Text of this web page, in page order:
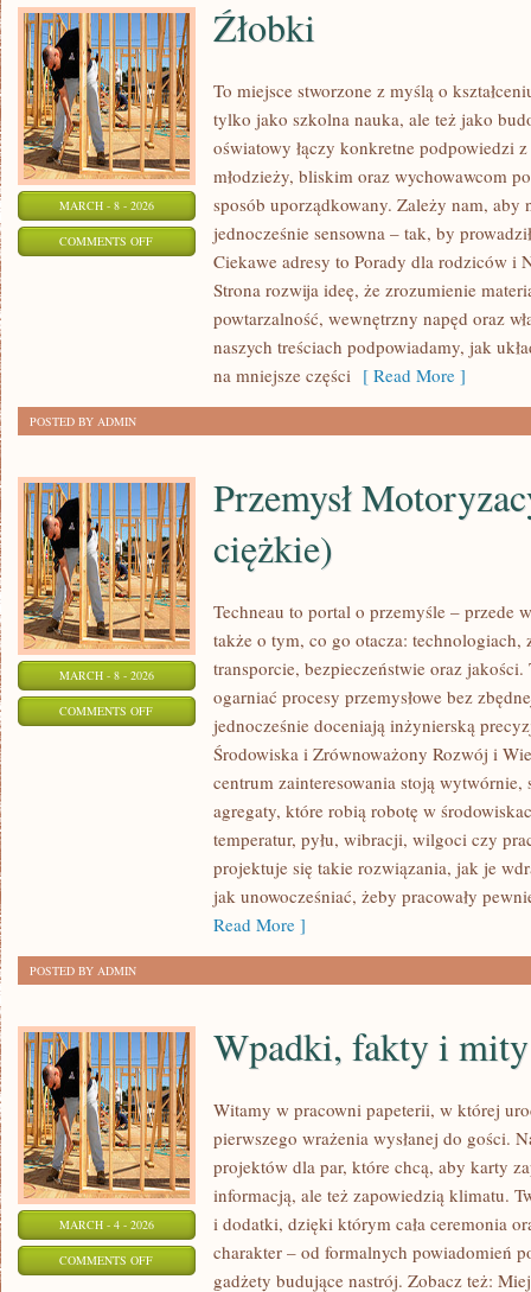
MARCH - 8 - 2026
COMMENTS OFFON
Źłobki
To miejsce stworzone z myślą o
tylko jako szkolna nauka, ale też jako
oświatowy łączy konkretne podpowiedzi
młodzieży, bliskim oraz wychowawcom
sposób uporządkowany. Zależy nam, aby
jednocześnie sensowna – tak, by
Ciekawe adresy to Porady dla rodziców i
Strona rozwija ideę, że zrozumienie
powtarzalność, wewnętrzny napęd oraz
naszych treściach podpowiadamy, jak
na mniejsze części [ Read More ]
POSTED BY ADMIN
MARCH - 8 - 2026
COMMENTS OFFON
PRZEMYSŁ
Przemysł
ciężkie)
Techneau to portal o przemyśle – przede
także o tym, co go otacza: technologiach,
transporcie, bezpieczeństwie oraz
ogarniać procesy przemysłowe bez
jednocześnie doceniają inżynierską
Środowiska i Zrównoważony Rozwój i
centrum zainteresowania stoją wytwórnie,
agregaty, które robią robotę w
temperatur, pyłu, wibracji, wilgoci czy
projektuje się takie rozwiązania, jak je
jak unowocześniać, żeby pracowały
Read More ]
POSTED BY ADMIN
MARCH - 4 - 2026
COMMENTS OFFON
Wpadki, fakty i
Witamy w pracowni papeterii, w której
pierwszego wrażenia wysłanej do gości.
projektów dla par, które chcą, aby karty
informacją, ale też zapowiedzią klimatu.
i dodatki, dzięki którym cała ceremonia
charakter – od formalnych powiadomień
gadżety budujące nastrój. Zobacz też: